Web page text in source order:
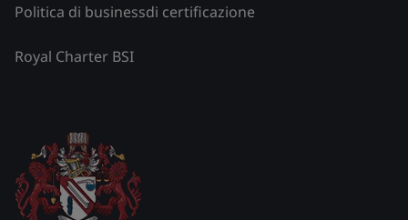
Politica di businessdi certificazione
Royal Charter BSI